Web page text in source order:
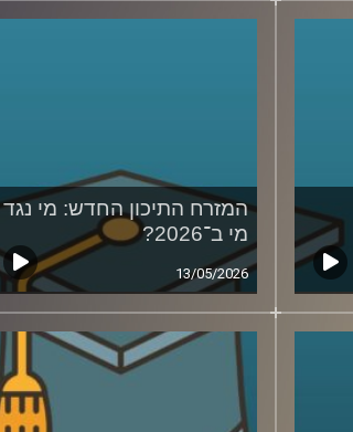
המזרח התיכון החדש: מי נגד
מי ב־2026?
13/05/2026